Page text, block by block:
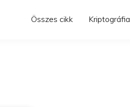
Összes cikk Kriptográfia